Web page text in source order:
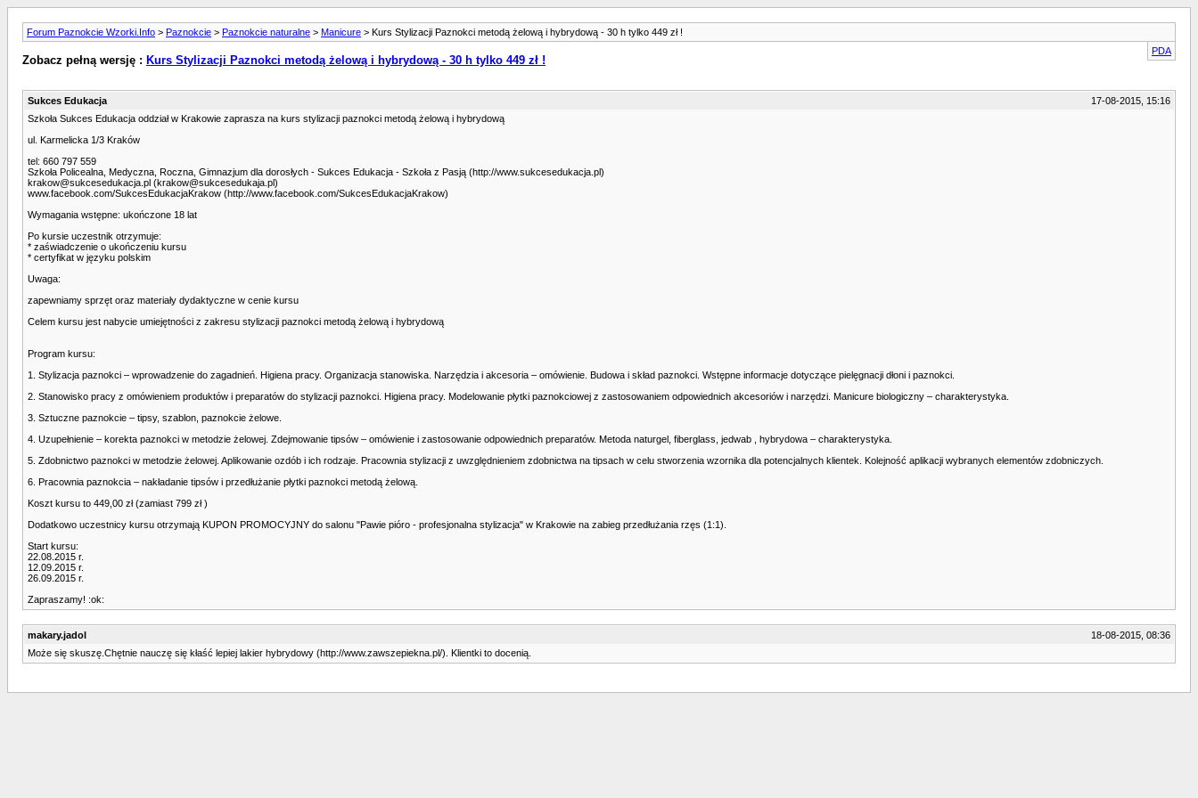
Forum Paznokcie Wzorki.Info > Paznokcie > Paznokcie naturalne > Manicure > Kurs Stylizacji Paznokci metodą żelową i hybrydową - 30 h tylko 449 zł !
PDA
Zobacz pełną wersję : Kurs Stylizacji Paznokci metodą żelową i hybrydową - 30 h tylko 449 zł !
Sukces Edukacja
17-08-2015, 15:16
Szkoła Sukces Edukacja oddział w Krakowie zaprasza na kurs stylizacji paznokci metodą żelową i hybrydową
ul. Karmelicka 1/3 Kraków
tel: 660 797 559
Szkoła Policealna, Medyczna, Roczna, Gimnazjum dla dorosłych - Sukces Edukacja - Szkoła z Pasją (http://www.sukcesedukacja.pl)
krakow@sukcesedukacja.pl (krakow@sukcesedukaja.pl)
www.facebook.com/SukcesEdukacjaKrakow (http://www.facebook.com/SukcesEdukacjaKrakow)
Wymagania wstępne: ukończone 18 lat
Po kursie uczestnik otrzymuje:
* zaświadczenie o ukończeniu kursu
* certyfikat w języku polskim
Uwaga:
zapewniamy sprzęt oraz materiały dydaktyczne w cenie kursu
Celem kursu jest nabycie umiejętności z zakresu stylizacji paznokci metodą żelową i hybrydową
Program kursu:
1. Stylizacja paznokci – wprowadzenie do zagadnień. Higiena pracy. Organizacja stanowiska. Narzędzia i akcesoria – omówienie. Budowa i skład paznokci. Wstępne informacje dotyczące pielęgnacji dłoni i paznokci.
2. Stanowisko pracy z omówieniem produktów i preparatów do stylizacji paznokci. Higiena pracy. Modelowanie płytki paznokciowej z zastosowaniem odpowiednich akcesoriów i narzędzi. Manicure biologiczny – charakterystyka.
3. Sztuczne paznokcie – tipsy, szablon, paznokcie żelowe.
4. Uzupełnienie – korekta paznokci w metodzie żelowej. Zdejmowanie tipsów – omówienie i zastosowanie odpowiednich preparatów. Metoda naturgel, fiberglass, jedwab , hybrydowa – charakterystyka.
5. Zdobnictwo paznokci w metodzie żelowej. Aplikowanie ozdób i ich rodzaje. Pracownia stylizacji z uwzględnieniem zdobnictwa na tipsach w celu stworzenia wzornika dla potencjalnych klientek. Kolejność aplikacji wybranych elementów zdobniczych.
6. Pracownia paznokcia – nakładanie tipsów i przedłużanie płytki paznokci metodą żelową.
Koszt kursu to 449,00 zł (zamiast 799 zł )
Dodatkowo uczestnicy kursu otrzymają KUPON PROMOCYJNY do salonu "Pawie pióro - profesjonalna stylizacja" w Krakowie na zabieg przedłużania rzęs (1:1).
Start kursu:
22.08.2015 r.
12.09.2015 r.
26.09.2015 r.
Zapraszamy! :ok:
makary.jadol
18-08-2015, 08:36
Może się skuszę.Chętnie nauczę się kłaść lepiej lakier hybrydowy (http://www.zawszepiekna.pl/). Klientki to docenią.